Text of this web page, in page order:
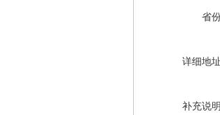
省
详细地址
补充说明